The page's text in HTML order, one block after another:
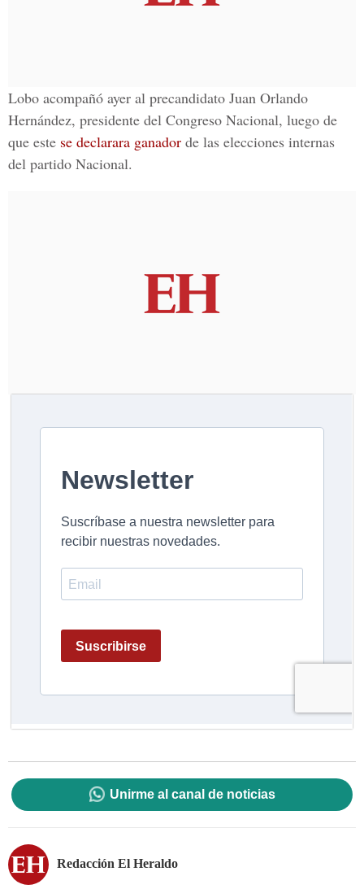
Lobo acompañó ayer al precandidato Juan Orlando
Hernández, presidente del Congreso Nacional, luego de
que este se declarara ganador de las elecciones internas
del partido Nacional.
Unirme al canal de noticias
Redacción El Heraldo